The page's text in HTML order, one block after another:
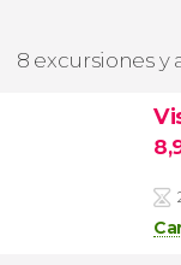
8 excursiones y